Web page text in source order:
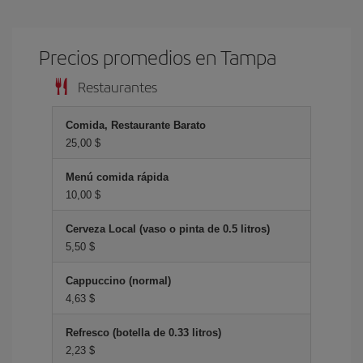
Precios promedios en Tampa
Restaurantes
Comida, Restaurante Barato
25,00 $
Menú comida rápida
10,00 $
Cerveza Local (vaso o pinta de 0.5 litros)
5,50 $
Cappuccino (normal)
4,63 $
Refresco (botella de 0.33 litros)
2,23 $